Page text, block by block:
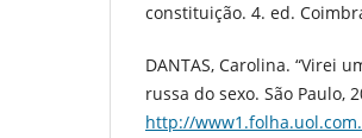
constituição. 4. ed.
DANTAS, Carolina. “Virei
russa do sexo. São Paulo,
http://